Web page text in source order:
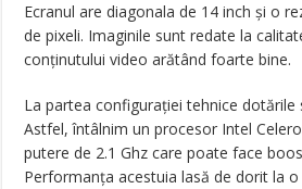
Ecranul are diagonala de 14 inch și o
de pixeli. Imaginile sunt redate la
conținutului video arătând foarte bine.
La partea configurației tehnice
Astfel, întâlnim un procesor Intel
putere de 2.1 Ghz care poate face
Performanța acestuia lasă de dorit la